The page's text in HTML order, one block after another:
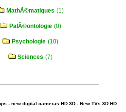
MathÃ©matiques (1)
PalÃ©ontologie (0)
Psychologie (10)
Sciences (7)
- new digital cameras HD 3D - New TVs 3D HD